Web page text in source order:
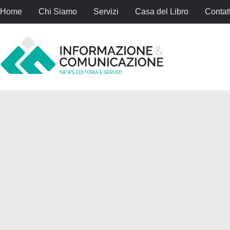
Home Chi Siamo Servizi Casa del Libro